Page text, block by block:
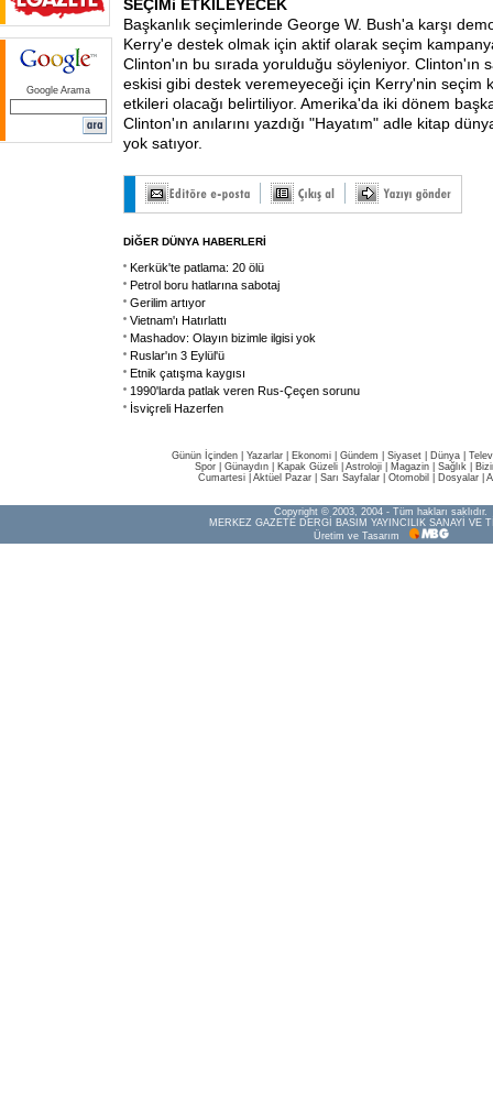
Google Arama
SEÇİMi ETKİLEYECEK
Başkanlık seçimlerinde George W. Bush'a karşı
Kerry'e destek olmak için aktif olarak seçim
Clinton'ın bu sırada yorulduğu söyleniyor. Clinton'ın
eskisi gibi destek veremeyeceği için Kerry'nin seçim
etkileri olacağı belirtiliyor. Amerika'da iki dönem
Clinton'ın anılarını yazdığı "Hayatım" adle kitap
yok satıyor.
DİĞER DÜNYA HABERLERİ
Kerkük'te patlama: 20 ölü
Petrol boru hatlarına sabotaj
Gerilim artıyor
Vietnam'ı Hatırlattı
Mashadov: Olayın bizimle ilgisi yok
Ruslar'ın 3 Eylül'ü
Etnik çatışma kaygısı
1990'larda patlak veren Rus-Çeçen sorunu
İsviçreli Hazerfen
Günün İçinden Yazarlar Ekonomi Gündem Siyaset Dünya |
Spor
Günaydın Kapak Güzeli Astroloji Magazin Sağlık
Cumartesi| Aktüel Pazar| Sarı Sayfalar| Otomobil Dosyalar|
Copyright © 2003, 2004 - Tüm hakları saklıdır.
MERKEZ GAZETE DERGİ BASIM YAYINCILIK SANAYİ VE
Üretim ve Tasarım